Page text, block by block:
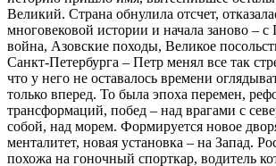
Великий. Страна обнулила отсчет,
многовековой истории и начала заново – с
война, Азовские походы, Великое
Санкт-Петербурга – Петр менял все так
что у него не оставалось времени
только вперед. То была эпоха перемен,
трансформаций, побед – над врагами с
собой, над морем. Формируется новое
менталитет, новая установка – на Запад.
похожа на гоночный спорткар, водитель